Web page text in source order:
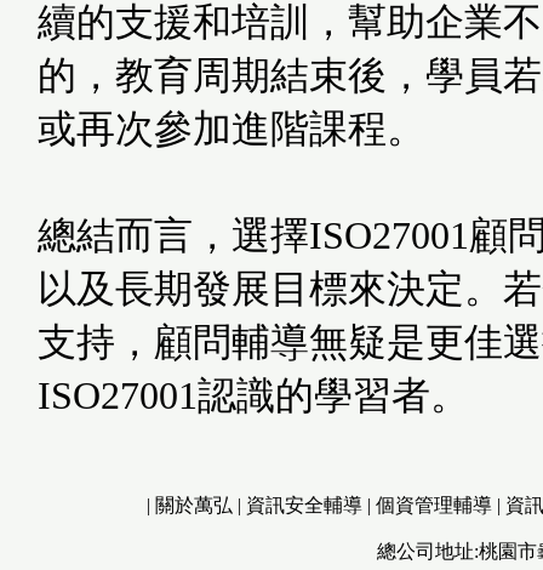
續的支援和培訓，幫助企業
的，教育周期結束後，學員
或再次參加進階課程。
總結而言，選擇ISO27001顧
以及長期發展目標來決定。
支持，顧問輔導無疑是更佳
ISO27001認識的學習者。
| 關於萬弘 | 資訊安全輔導 | 個資管理輔導 | 資
總公司地址:桃園市